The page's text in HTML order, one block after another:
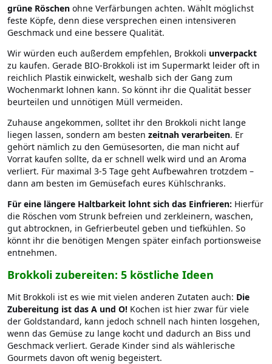
grüne Röschen ohne Verfärbungen achten. Wählt möglichst
feste Köpfe, denn diese versprechen einen intensiveren
Geschmack und eine bessere Qualität.
Wir würden euch außerdem empfehlen, Brokkoli unverpackt
zu kaufen. Gerade BIO-Brokkoli ist im Supermarkt leider oft in
reichlich Plastik einwickelt, weshalb sich der Gang zum
Wochenmarkt lohnen kann. So könnt ihr die Qualität besser
beurteilen und unnötigen Müll vermeiden.
Zuhause angekommen, solltet ihr den Brokkoli nicht lange
liegen lassen, sondern am besten zeitnah verarbeiten. Er
gehört nämlich zu den Gemüsesorten, die man nicht auf
Vorrat kaufen sollte, da er schnell welk wird und an Aroma
verliert. Für maximal 3-5 Tage geht Aufbewahren trotzdem –
dann am besten im Gemüsefach eures Kühlschranks.
Für eine längere Haltbarkeit lohnt sich das Einfrieren: Hierfür
die Röschen vom Strunk befreien und zerkleinern, waschen,
gut abtrocknen, in Gefrierbeutel geben und tiefkühlen. So
könnt ihr die benötigen Mengen später einfach portionsweise
entnehmen.
Brokkoli zubereiten: 5 köstliche Ideen
Mit Brokkoli ist es wie mit vielen anderen Zutaten auch: Die
Zubereitung ist das A und O! Kochen ist hier zwar für viele
der Goldstandard, kann jedoch schnell nach hinten losgehen,
wenn das Gemüse zu lange kocht und dadurch an Biss und
Geschmack verliert. Gerade Kinder sind als wählerische
Gourmets davon oft wenig begeistert.